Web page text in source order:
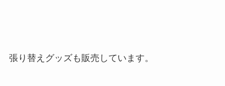
張り替えグッズも販売しています。